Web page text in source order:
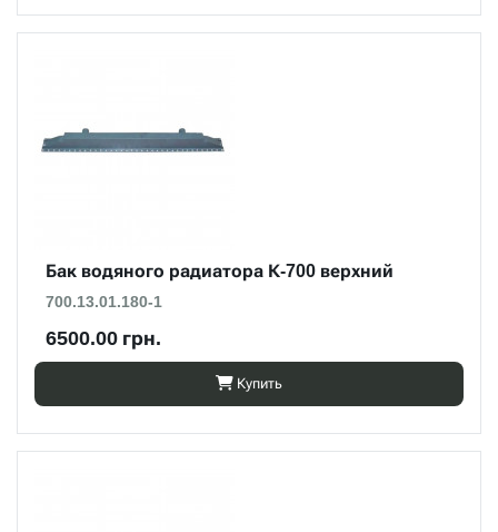
Бак водяного радиатора К-700 верхний
700.13.01.180-1
6500.00 грн.
Купить